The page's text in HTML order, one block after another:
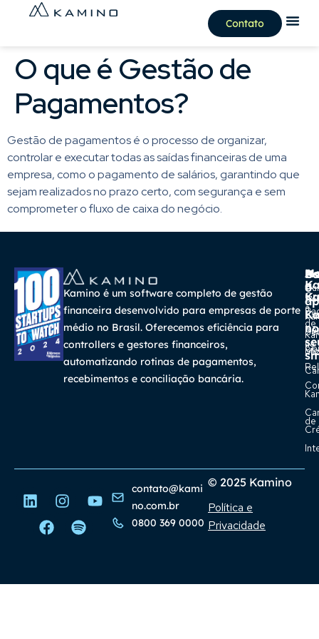
Contato
O que é Gestão de
Pagamentos?
Gestão de pagamentos é o processo de organizar,
controlar e executar todas as saídas financeiras de uma
empresa, como o pagamento de salários, garantindo que
sejam realizados no prazo certo, com segurança e sem
comprometer o fluxo de caixa do negócio.
Kamino é um software completo de gestão
financeira desenvolvido para empresas de porte
médio no Brasil. Oferecemos eficiência para
controllers e gestores financeiros,
automatizando rotinas de pagamentos,
recebimentos e conciliação bancária.
A
a
na
a
de
de
o
no
© 2025 Kamino
Política e
Privacidade
contato@kami
no.com.br
0800 369 0000